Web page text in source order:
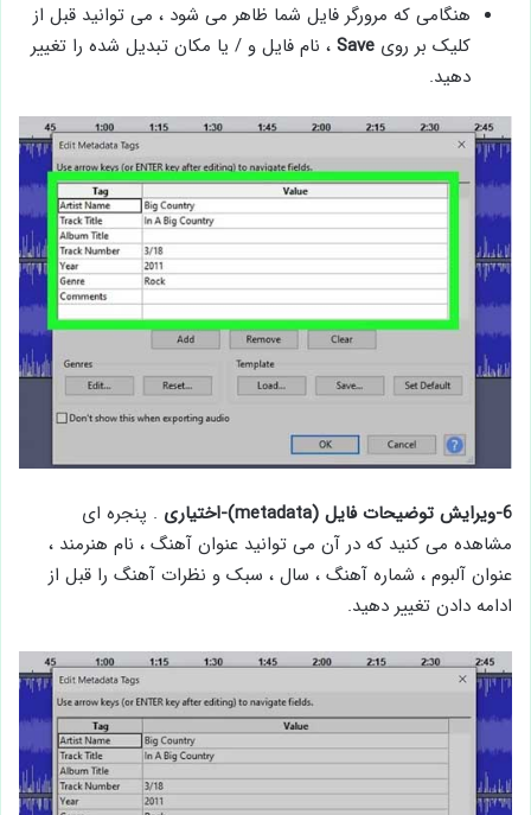
هنگامی که مرورگر فایل شما ظاهر می شود ، می توانید قبل از
کلیک بر روی Save ، نام فایل و / یا مکان تبدیل شده را تغییر
دهید.
6-ویرایش توضیحات فایل (metadata)-اختیاری
. پنجره ای
مشاهده می کنید که در آن می توانید عنوان آهنگ ، نام هنرمند ،
عنوان آلبوم ، شماره آهنگ ، سال ، سبک و نظرات آهنگ را قبل از
ادامه دادن تغییر دهید.